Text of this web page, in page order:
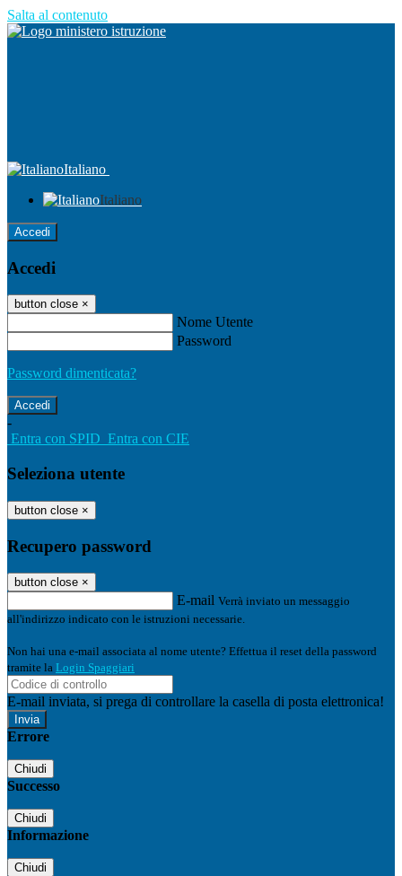
Salta al contenuto
Italiano
Italiano
Accedi
Accedi
button close ×
Nome Utente
Password
Password dimenticata?
-
Entra con SPID Entra con CIE
Seleziona utente
button close ×
Recupero password
button close ×
E-mail Verrà inviato un messaggio
all'indirizzo indicato con le istruzioni necessarie.
Non hai una e-mail associata al nome utente? Effettua il reset della password
tramite la Login Spaggiari
E-mail inviata, si prega di controllare la casella di posta elettronica!
Errore
Chiudi
Successo
Chiudi
Informazione
Chiudi